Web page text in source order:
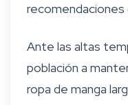
recomendaciones
Ante las altas
población a
ropa de manga